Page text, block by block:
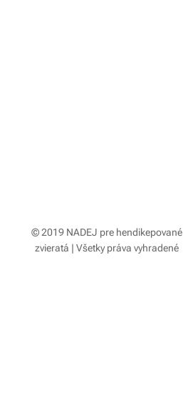
© 2019 NADEJ pre hendikepované
zvieratá | Všetky práva vyhradené